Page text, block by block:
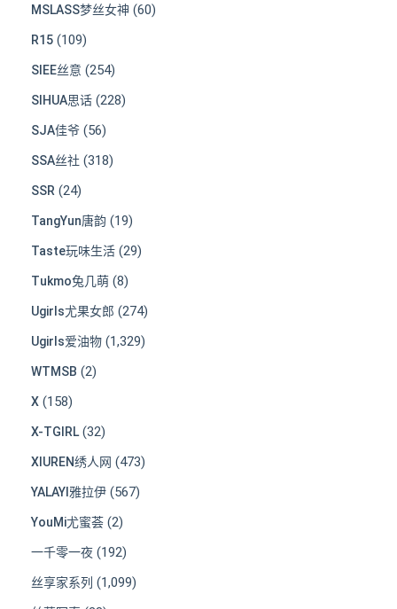
MSLASS梦丝女神 (60)
R15 (109)
SIEE丝意 (254)
SIHUA思话 (228)
SJA佳爷 (56)
SSA丝社 (318)
SSR (24)
TangYun唐韵 (19)
Taste玩味生活 (29)
Tukmo兔几萌 (8)
Ugirls尤果女郎 (274)
Ugirls爱油物 (1,329)
WTMSB (2)
X (158)
X-TGIRL(32)
XIUREN绣人网 (473)
YALAYI雅拉伊 (567)
YouMi尤蜜荟 (2)
一千零一夜 (192)
丝享家系列 (1,099)